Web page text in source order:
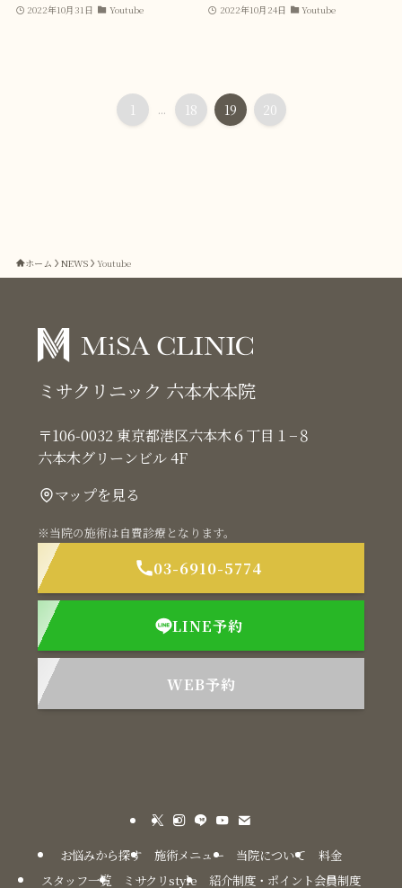
2022年10月31日 Youtube 2022年10月24日 Youtube
1 ... 18 19 20
ホーム NEWS Youtube
ミサクリニック 六本木本院
〒106-0032 東京都港区六本木６丁目１−８
六本木グリーンビル 4F
マップを見る
※当院の施術は自費診療となります。
03-6910-5774
LINE予約
WEB予約
お悩みから探す 施術メニュー 当院について
料金
スタッフ一覧
ミサクリstyle 紹介制度・ポイント会員制度